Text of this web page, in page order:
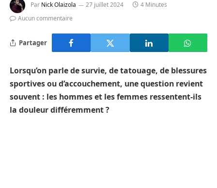
Par Nick Olaizola 27 juillet 2024
4 Minutes
Aucun commentaire
Partager
Lorsqu’on parle de survie, de tatouage, de blessures
sportives ou d’accouchement, une question revient
souvent : les hommes et les femmes ressentent-ils
la douleur différemment ?